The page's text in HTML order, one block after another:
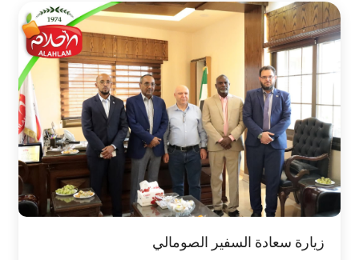
زيارة سعادة السفير الصومالي